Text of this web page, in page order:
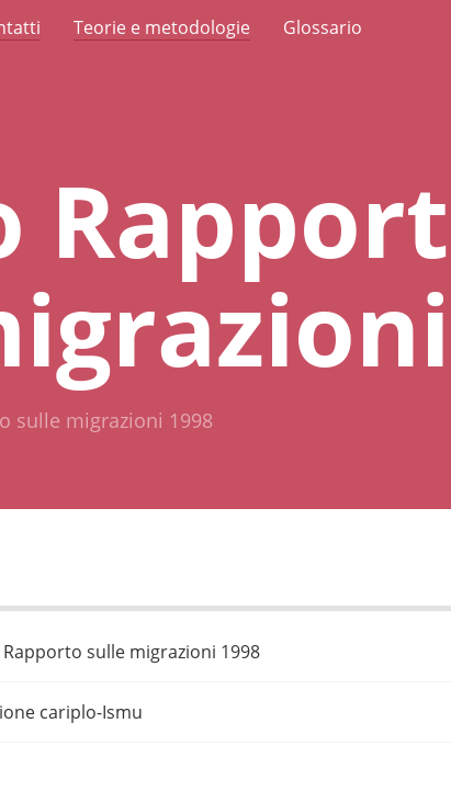
Teorie e metodologie Glossario
sulle migrazioni 1998
sulle migrazioni 1998
cariplo-Ismu